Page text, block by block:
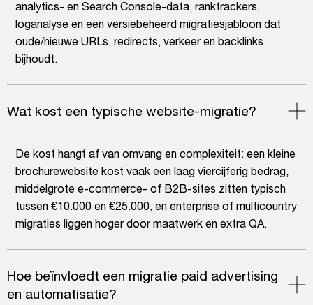
analytics- en Search Console-data, ranktrackers,
loganalyse en een versiebeheerd migratiesjabloon dat
oude/nieuwe URLs, redirects, verkeer en backlinks
bijhoudt.
Wat kost een typische website-migratie?
De kost hangt af van omvang en complexiteit: een kleine
brochurewebsite kost vaak een laag viercijferig bedrag,
middelgrote e-commerce- of B2B-sites zitten typisch
tussen €10.000 en €25.000, en enterprise of multicountry
migraties liggen hoger door maatwerk en extra QA.
Hoe beïnvloedt een migratie paid advertising
en automatisatie?